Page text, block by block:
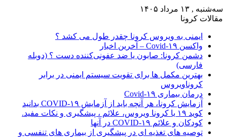
سه‌شنبه , ۱۳ مرداد ۱۴۰۵
مقالات کرونا
ایمنی به ویروس کرونا چقدر طول می کشد ؟
واکسن Covid-۱۹ – آخرین اخبار
دشمن کرونا: صابون یا ضد عفونی‌کننده دست ؟ (دوبله
فارسی)
بهترین مکمل ها برای تقویت سیستم ایمنی در برابر
کروناویروس
درمان بیماری Covid-۱۹
آزمایش کرونا، هر آنچه باید از آزمایش COVID-۱۹ بدانید
کوید ۱۹ یا کرونا ویروس، علائم ، پیشگیری و نکات مفید.
کودکان و علائم COVID-۱۹ در آنها
توصیه های تغذیه ای در پیشگیری از بیماری های تنفسی و